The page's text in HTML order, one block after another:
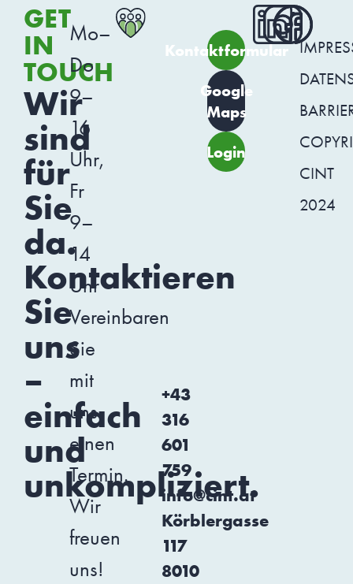
GET
IN
TOUCH
Wir
sind
für
Sie
da.
Kontaktieren
Sie
uns
–
einfach
und
unkompliziert.
Mo–
Do
9–
16
Uhr,
Fr
9–
14
Uhr
Vereinbaren
Sie
mit
uns
einen
Termin.
Wir
freuen
uns!
Körblergasse
117
8010
+43
316
601
759
info@cint.at
Kontaktformular
Google
Maps
Login
CINT
2024